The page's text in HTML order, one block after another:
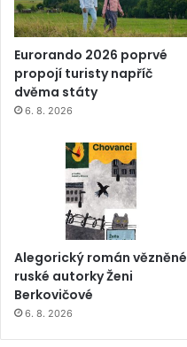
Eurorando 2026 poprvé
propojí turisty napříč
dvěma státy
6. 8. 2026
Alegorický román vězněné
ruské autorky Ženi
Berkovičové
6. 8. 2026